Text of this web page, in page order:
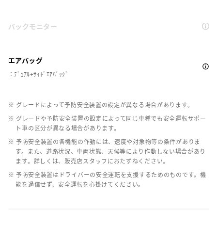
バックモニター
エアバッグ
：ﾃﾞｭｱﾙ+ｻｲﾄﾞｴｱﾊﾞｯｸﾞ
※ グレードによって予防安全装置の設定が異なる場合があります。
※ グレードや予防安全装置の設定によって同じ車種でも安全運転サポー
ト車の区分が異なる場合があります。
※ 予防安全装置の各機能の作動には、速度や対象物等の条件がありま
す。また、道路状況、車両状態、天候等により作動しない場合があり
ます。詳しくは、販売店スタッフにおたずねください。
※ 予防安全装置はドライバーの安全運転を支援するためのものです。機
能を過信せず、安全運転を心掛けてください。